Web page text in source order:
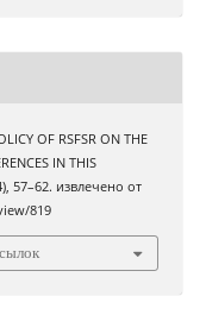
OF RSFSR ON THE
IN THIS
57–62. извлечено от
819